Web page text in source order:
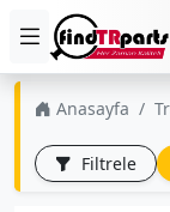
Anasayfa
Filtrele